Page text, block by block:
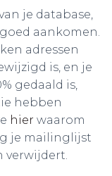
je database,
aankomen.
adressen
is, en je
gedaald is,
hebben
hier waarom
je mailinglijst
verwijdert.